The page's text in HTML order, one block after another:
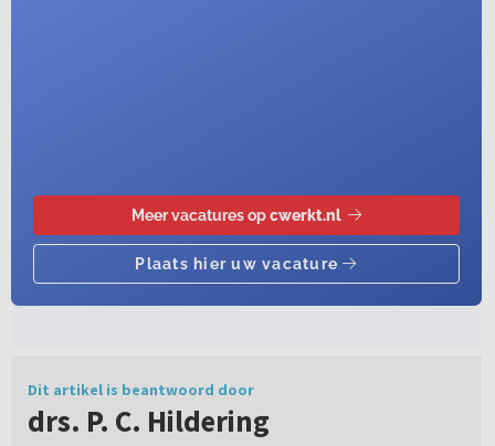
Dit artikel is beantwoord door
drs. P. C. Hildering